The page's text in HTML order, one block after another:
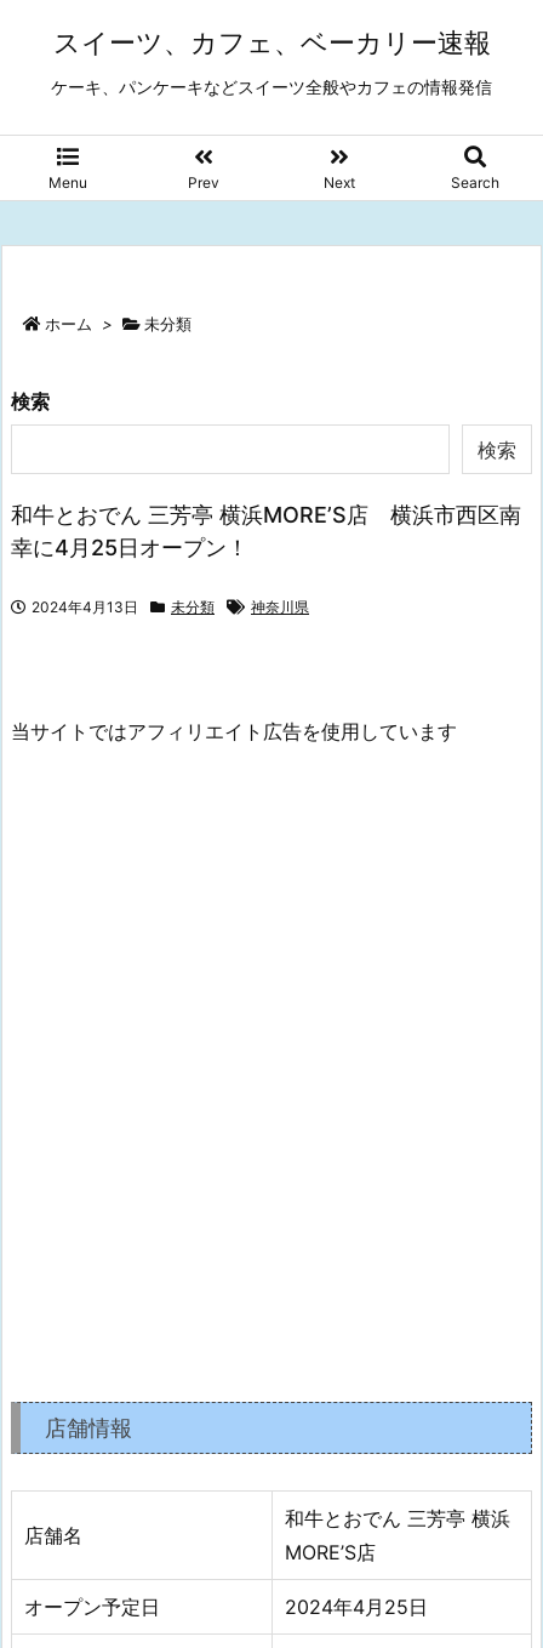
スイーツ、カフェ、ベーカリー速報
ケーキ、パンケーキなどスイーツ全般やカフェの情報発信
Menu Prev Next Search
ホーム > 未分類
検索
検索
和牛とおでん 三芳亭 横浜MORE’S店 横浜市西区南
幸に4月25日オープン！
2024年4月13日 未分類 神奈川県
当サイトではアフィリエイト広告を使用しています
店舗情報
店舗名
和牛とおでん 三芳亭 横浜
MORE’S店
オープン予定日 2024年4月25日